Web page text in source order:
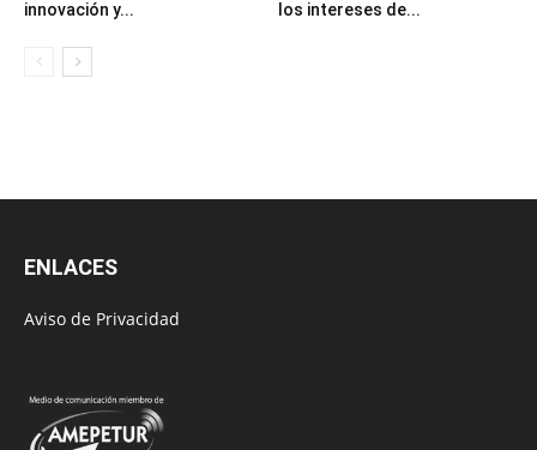
innovación y...
los intereses de...
ENLACES
Aviso de Privacidad